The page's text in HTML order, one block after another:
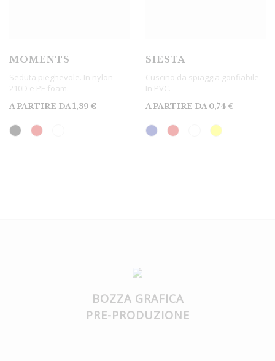
MOMENTS
Seduta pieghevole. In nylon
210D e PE foam.
A PARTIRE DA1,39 €
SIESTA
Cuscino da spiaggia gonfiabile.
In PVC.
A PARTIRE DA 0,74 €
BOZZA GRAFICA
PRE-PRODUZIONE